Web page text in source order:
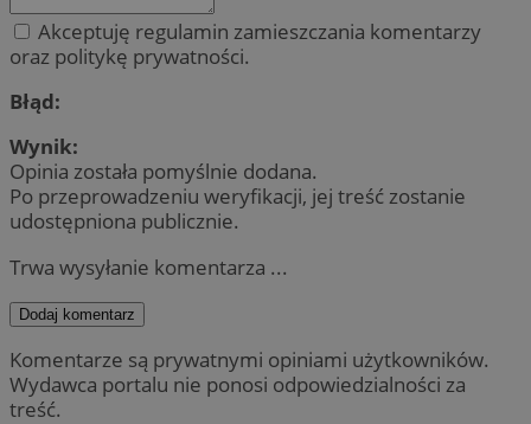
Akceptuję regulamin zamieszczania komentarzy
oraz politykę prywatności.
Błąd:
Wynik:
Opinia została pomyślnie dodana.
Po przeprowadzeniu weryfikacji, jej treść zostanie
udostępniona publicznie.
Trwa wysyłanie komentarza ...
Dodaj komentarz
Komentarze są prywatnymi opiniami użytkowników.
Wydawca portalu nie ponosi odpowiedzialności za
treść.